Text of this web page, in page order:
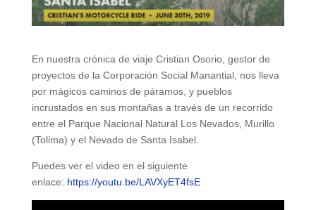
En nuestra crónica de viaje Cristian Osorio, gestor de
proyectos de la Corporación Social Manantial, nos lleva
por mágicos caminos de páramos, y pueblos
incrustados en sus montañas a través de un recorrido
entre el Parque Nacional Natural Los Nevados, Murillo
(Tolima) y el Nevado de Santa Isabel.
Puedes ver el video en el siguiente
enlace: https://youtu.be/LAVXyET4fsE